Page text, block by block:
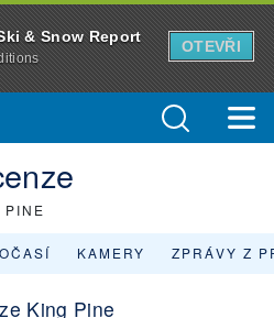
& Snow Report
OTEVŘI
PINE
KAMERY ZPRÁVY Z
King Pine